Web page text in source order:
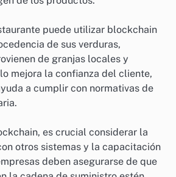
de suministro
un registro inmutable y
etapa en la cadena de
Esto significa que cada vez
procesado, almacenado o
en una cadena de bloques, lo
y empresas verificar
puede utilizar blockchain
de sus verduras,